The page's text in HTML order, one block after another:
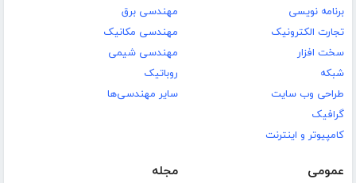
برنامه نویسی
تجارت الکترونیک
سخت افزار
شبکه
طراحی وب سایت
گرافیک
کامپیوتر و اینترنت
مهندسی برق
مهندسی مکانیک
مهندسی شیمی
روباتیک
سایر مهندسی‌ها
عمومی مجله